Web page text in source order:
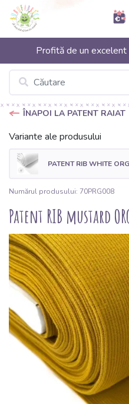
Profită de un
ÎNAPOI LA PATENT RAIAT
Variante ale produsului
PATENT RIB WHITE
Numărul produsului: 70PRG008
Patent RIB mustard